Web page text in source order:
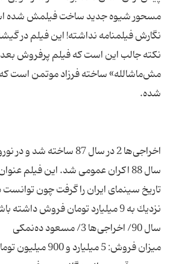
مسحور شیوه جدید ساخت فیلمش شده
نگارش فیلمنامه نداشته! این فیلم در
نكته جالب این است كه فیلم پرفروش
مش‌ماشالله» ساخته فرزاد موتمن است
اخراجی‌ها 2 در سال 87
سال 88 اكران عمومی شد. این فیلم
تاریخ سینمای ایران را گرفت چون